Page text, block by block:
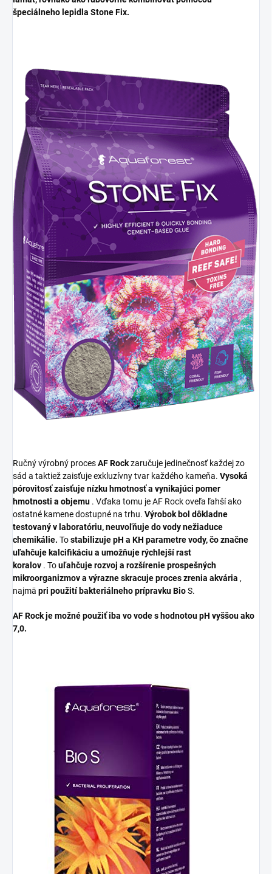
špeciálneho lepidla Stone Fix.
Ručný výrobný procesAF Rockzaručuje jedinečnosť každej zo
sád a taktiež zaisťuje exkluzívny tvar každého kameňa. Vysoká
pórovitosť zaisťuje nízku hmotnosť a vynikajúci pomer
hmotnosti a objemu . Vďaka tomu je AF Rock oveľa ľahší ako
ostatné kamene dostupné na trhu. Výrobok bol dôkladne
testovaný v laboratóriu, neuvoľňuje do vody nežiaduce
chemikálie. Tostabilizuje pH a KH parametre vody, čo značne
uľahčuje kalcifikáciu a umožňuje rýchlejší rast
koralov . Touľahčuje rozvoj a rozšírenie prospešných
mikroorganizmov a výrazne skracuje proces zrenia akvária ,
najmä pri použití bakteriálneho prípravku BioS.
AF Rock je možné použiť iba vo vode s hodnotou pH vyššou ako
7,0.